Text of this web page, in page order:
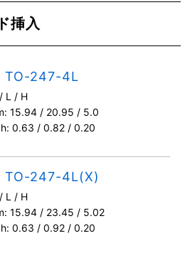
挿入
TO-247-4L
L / H
15.94 / 20.95 / 5.0
0.63 / 0.82 / 0.20
TO-247-4L(X)
L / H
15.94 / 23.45 / 5.02
0.63 / 0.92 / 0.20